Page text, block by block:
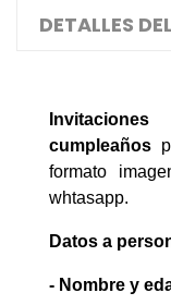
DETALLES
cumpleaños
formato
whtasapp.
Datos a
- Nombre y